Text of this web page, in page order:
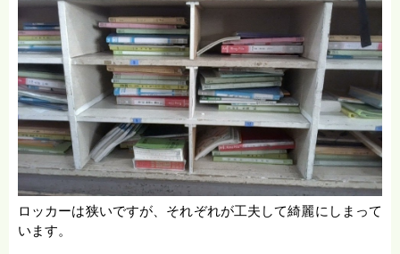
ロッカーは狭いですが、それぞれが工夫して綺麗にしまって
います。